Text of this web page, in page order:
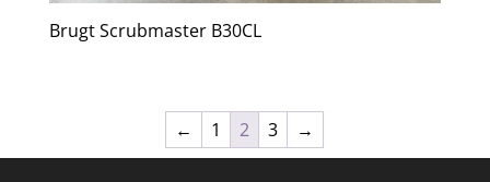
Brugt Scrubmaster B30CL
← 1 2 3 →